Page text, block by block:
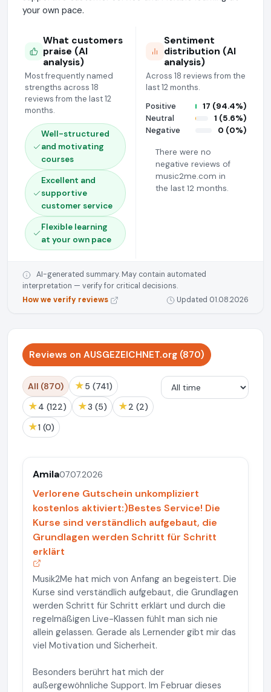
your own pace.
What customers
praise (AI
analysis)
Most frequently named
strengths across 18
reviews from the last 12
months.
Well-structured
and motivating
courses
Excellent and
supportive
customer service
Flexible learning
at your own pace
Sentiment
distribution (AI
analysis)
Across 18 reviews from the
last 12 months.
Positive
17 (94.4%)
Neutral
1 (5.6%)
Negative
0 (0%)
There were no
negative reviews of
music2me.com in
the last 12 months.
AI-generated summary. May contain automated
interpretation — verify for critical decisions.
How we verify reviews
Updated 01.08.2026
Reviews on AUSGEZEICHNET.org (870)
All (870) ★ 5 (741)
★ 4 (122) ★ 3 (5) ★ 2 (2)
★ 1 (0)
Amila07.07.2026
Verlorene Gutschein unkompliziert
kostenlos aktiviert:)Bestes Service! Die
Kurse sind verständlich aufgebaut, die
Grundlagen werden Schritt für Schritt
erklärt
Musik2Me hat mich von Anfang an begeistert. Die
Kurse sind verständlich aufgebaut, die Grundlagen
werden Schritt für Schritt erklärt und durch die
regelmäßigen Live-Klassen fühlt man sich nie
allein gelassen. Gerade als Lernender gibt mir das
viel Motivation und Sicherheit.
Besonders berührt hat mich der
außergewöhnliche Support. Im Februar dieses